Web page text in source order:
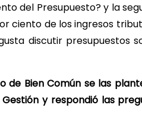
del Presupuesto? y la
ciento de los ingresos
discutir presupuestos
de Bien Común se las
y respondió las